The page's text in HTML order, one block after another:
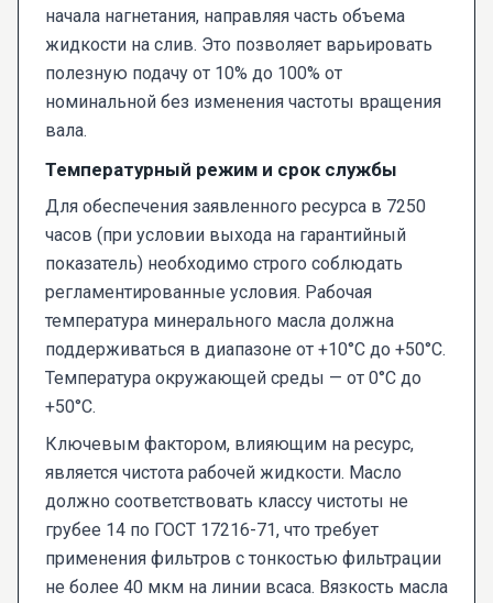
начала нагнетания, направляя часть объема
жидкости на слив. Это позволяет варьировать
полезную подачу от 10% до 100% от
номинальной без изменения частоты вращения
вала.
Температурный режим и срок службы
Для обеспечения заявленного ресурса в 7250
часов (при условии выхода на гарантийный
показатель) необходимо строго соблюдать
регламентированные условия. Рабочая
температура минерального масла должна
поддерживаться в диапазоне от +10°C до +50°C.
Температура окружающей среды — от 0°C до
+50°C.
Ключевым фактором, влияющим на ресурс,
является чистота рабочей жидкости. Масло
должно соответствовать классу чистоты не
грубее 14 по ГОСТ 17216-71, что требует
применения фильтров с тонкостью фильтрации
не более 40 мкм на линии всаса. Вязкость масла